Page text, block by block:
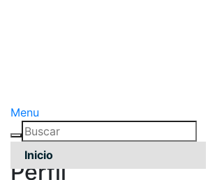
Menu
Inicio
Pérfil